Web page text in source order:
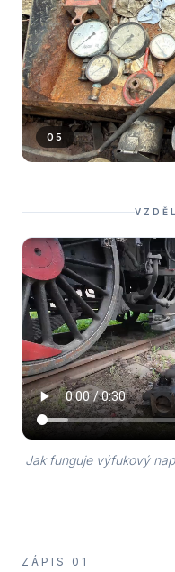
05
Jak funguje výfukový
ZÁPIS 01